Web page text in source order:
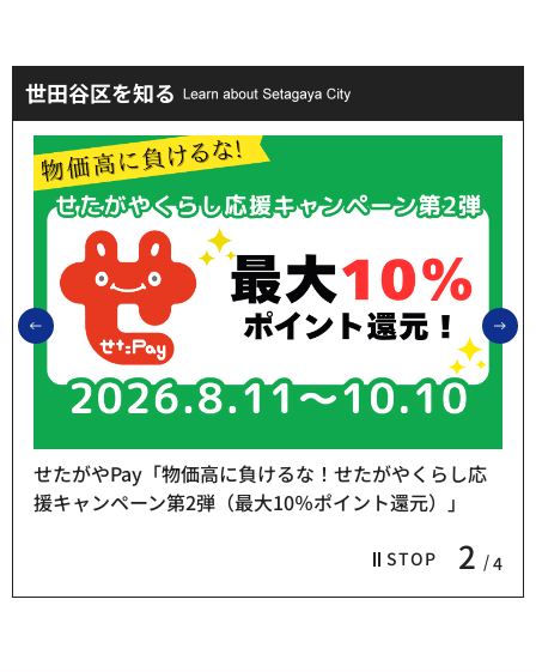
世田谷区を知る
前のスライドを表示
STOP 2 4
せたがやPay「物価高に負けるな！せたがやくらし応
援キャンペーン第2弾（最大10％ポイント還元）」